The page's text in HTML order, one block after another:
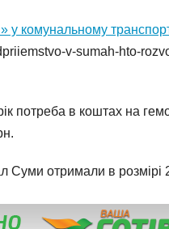
у комунальному
v-sumah-hto-
потреба в коштах на
отримали в розмірі